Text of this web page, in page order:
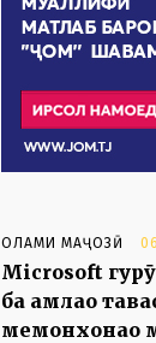
ОЛАМИ МАҶОЗӢ
Microsoft
ба ҳамлаҳо
меҳмонхонаҳо